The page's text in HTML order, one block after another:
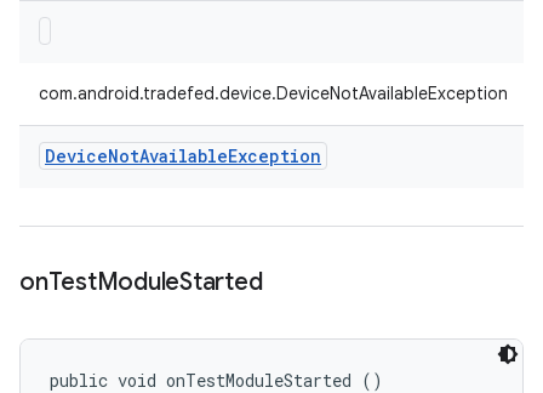
com.android.tradefed.device.DeviceNotAvailableException
DeviceNotAvailableException
onTestModuleStarted
public void onTestModuleStarted ()